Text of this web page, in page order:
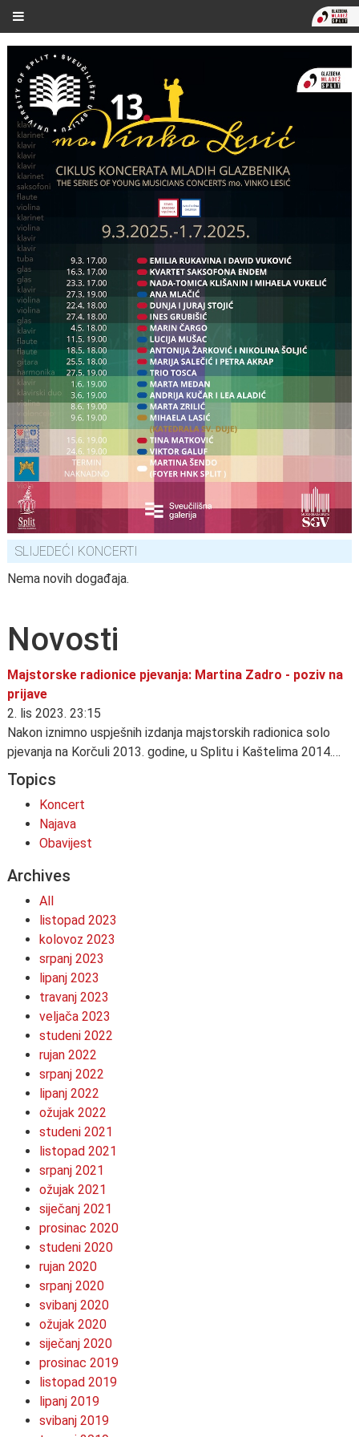
SLIJEDEĆI KONCERTI
Nema novih događaja.
Novosti
Majstorske radionice pjevanja: Martina Zadro - poziv na
prijave
2. lis 2023. 23:15
Nakon iznimno uspješnih izdanja majstorskih radionica solo
pjevanja na Korčuli 2013. godine, u Splitu i Kaštelima 2014.…
Topics
Koncert
Najava
Obavijest
Archives
All
listopad 2023
kolovoz 2023
srpanj 2023
lipanj 2023
travanj 2023
veljača 2023
studeni 2022
rujan 2022
srpanj 2022
lipanj 2022
ožujak 2022
studeni 2021
listopad 2021
srpanj 2021
ožujak 2021
siječanj 2021
prosinac 2020
studeni 2020
rujan 2020
srpanj 2020
svibanj 2020
ožujak 2020
siječanj 2020
prosinac 2019
listopad 2019
lipanj 2019
svibanj 2019